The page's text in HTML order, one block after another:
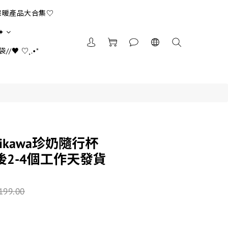
產品大合集♡
袋//♥ ♡¸.•*
珍奶隨行杯
2-4個工作天發貨